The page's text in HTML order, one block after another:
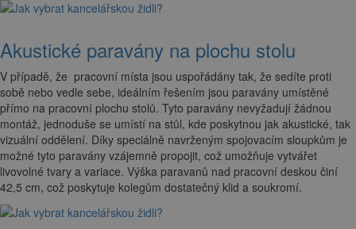
Akustické paravány na plochu stolu
V případě, že pracovní místa jsou uspořádány tak, že sedíte proti
sobě nebo vedle sebe, ideálním řešením jsou paravány umístěné
přímo na pracovní plochu stolů. Tyto paravány nevyžadují žádnou
montáž, jednoduše se umístí na stůl, kde poskytnou jak akustické, tak
vizuální oddělení. Díky speciálně navrženým spojovacím sloupkům je
možné tyto paravány vzájemně propojit, což umožňuje vytvářet
livovolné tvary a variace. Výška paravanů nad pracovní deskou činí
42,5 cm, což poskytuje kolegům dostatečný klid a soukromí.